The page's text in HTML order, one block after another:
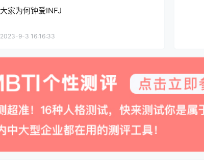
大家为何钟爱INFJ
2023-9-3 16:16:33